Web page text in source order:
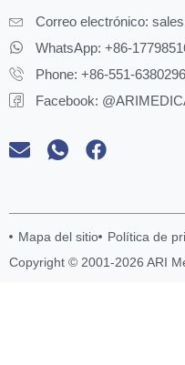
Correo electrónico:
WhatsApp: +86-
Phone: +86-551-
Facebook:
Mapa del sitio Política de
Copyright © 2001-2026 ARI